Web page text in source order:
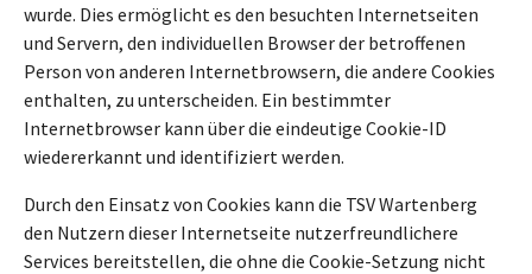
wurde. Dies ermöglicht es den besuchten Internetseiten
und Servern, den individuellen Browser der betroffenen
Person von anderen Internetbrowsern, die andere Cookies
enthalten, zu unterscheiden. Ein bestimmter
Internetbrowser kann über die eindeutige Cookie-ID
wiedererkannt und identifiziert werden.
Durch den Einsatz von Cookies kann die TSV Wartenberg
den Nutzern dieser Internetseite nutzerfreundlichere
Services bereitstellen, die ohne die Cookie-Setzung nicht